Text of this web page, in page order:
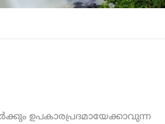
ഉപകാരപ്രദമായേക്കാവുന്ന